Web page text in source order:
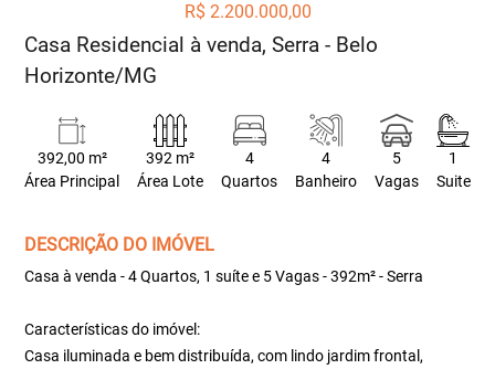
R$ 2.200.000,00
Casa Residencial à venda, Serra - Belo
Horizonte/MG
392,00 m²
Área Principal
392 m²
Área Lote
4
Quartos
4
Banheiro
5
Vagas
1
Suite
DESCRIÇÃO DO IMÓVEL
Casa à venda - 4 Quartos, 1 suíte e 5 Vagas - 392m² - Serra
Características do imóvel:
Casa iluminada e bem distribuída, com lindo jardim frontal,